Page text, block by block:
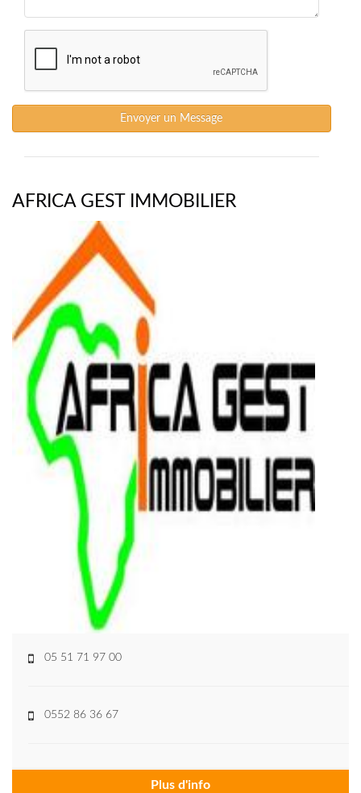
Envoyer un Message
AFRICA GEST IMMOBILIER
05 51 71 97 00
0552 86 36 67
Plus d'info